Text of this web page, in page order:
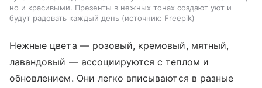
но и красивыми. Презенты в нежных тонах создают уют и
будут радовать каждый день
источник: Freepik
Нежные цвета — розовый, кремовый, мятный,
лавандовый — ассоциируются с теплом и
обновлением. Они легко вписываются в разные